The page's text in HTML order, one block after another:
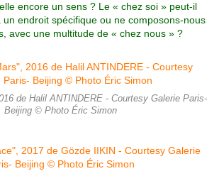
encore un sens ? Le « chez soi » peut-il
endroit spécifique ou ne composons-nous
avec une multitude de « chez nous » ?
de Halil ANTINDERE - Courtesy Galerie Paris-
Beijing © Photo Éric Simon